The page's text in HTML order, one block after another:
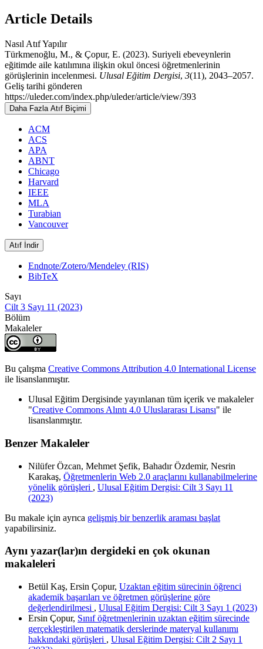
Article Details
Nasıl Atıf Yapılır
Türkmenoğlu, M., & Çopur, E. (2023). Suriyeli ebeveynlerin
eğitimde aile katılımına ilişkin okul öncesi öğretmenlerinin
görüşlerinin incelenmesi. Ulusal Eğitim Dergisi, 3(11), 2043–2057.
Geliş tarihi gönderen
https://uleder.com/index.php/uleder/article/view/393
Daha Fazla Atıf Biçimi
ACM
ACS
APA
ABNT
Chicago
Harvard
IEEE
MLA
Turabian
Vancouver
Atıf İndir
Endnote/Zotero/Mendeley (RIS)
BibTeX
Sayı
Cilt 3 Sayı 11 (2023)
Bölüm
Makaleler
Bu çalışma Creative Commons Attribution 4.0 International License
ile lisanslanmıştır.
Ulusal Eğitim Dergisinde yayınlanan tüm içerik ve makaleler
"Creative Commons Alıntı 4.0 Uluslararası Lisansı" ile
lisanslanmıştır.
Benzer Makaleler
Nilüfer Özcan, Mehmet Şefik, Bahadır Özdemir, Nesrin
Karakaş, Öğretmenlerin Web 2.0 araçlarını kullanabilmelerine
yönelik görüşleri , Ulusal Eğitim Dergisi: Cilt 3 Sayı 11
(2023)
Bu makale için ayrıca gelişmiş bir benzerlik araması başlat
yapabilirsiniz.
Aynı yazar(lar)ın dergideki en çok okunan
makaleleri
Betül Kaş, Ersin Çopur, Uzaktan eğitim sürecinin öğrenci
akademik başarıları ve öğretmen görüşlerine göre
değerlendirilmesi , Ulusal Eğitim Dergisi: Cilt 3 Sayı 1 (2023)
Ersin Çopur, Sınıf öğretmenlerinin uzaktan eğitim sürecinde
gerçekleştirilen matematik derslerinde materyal kullanımı
hakkındaki görüşleri , Ulusal Eğitim Dergisi: Cilt 2 Sayı 1